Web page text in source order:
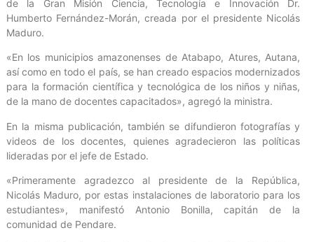
de la Gran Misión Ciencia, Tecnología e Innovación Dr.
Humberto Fernández-Morán, creada por el presidente Nicolás
Maduro.
«En los municipios amazonenses de Atabapo, Atures, Autana,
así como en todo el país, se han creado espacios modernizados
para la formación científica y tecnológica de los niños y niñas,
de la mano de docentes capacitados», agregó la ministra.
En la misma publicación, también se difundieron fotografías y
videos de los docentes, quienes agradecieron las políticas
lideradas por el jefe de Estado.
«Primeramente agradezco al presidente de la República,
Nicolás Maduro, por estas instalaciones de laboratorio para los
estudiantes», manifestó Antonio Bonilla, capitán de la
comunidad de Pendare.